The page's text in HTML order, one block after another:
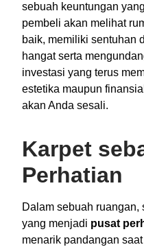
sebuah keuntungan
pembeli akan melihat
baik, memiliki sentuhan
hangat serta
investasi yang terus
estetika maupun
akan Anda sesali.
Karpet
Perhatian
Dalam sebuah
yang menjadi pusat
menarik pandangan